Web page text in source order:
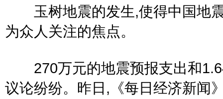
玉树地震的发生,使得中国地震
为众人关注的焦点。
270万元的地震预报支出和
议论纷纷。昨日,《每日经济新闻